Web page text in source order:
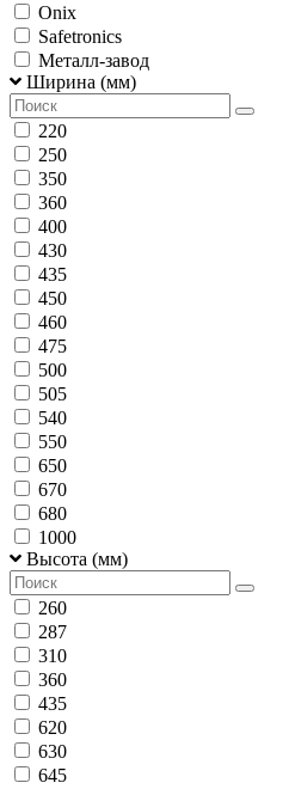
Onix
Safetronics
Металл-завод
Ширина (мм)
220
250
350
360
400
430
435
450
460
475
500
505
540
550
650
670
680
1000
Высота (мм)
260
287
310
360
435
620
630
645